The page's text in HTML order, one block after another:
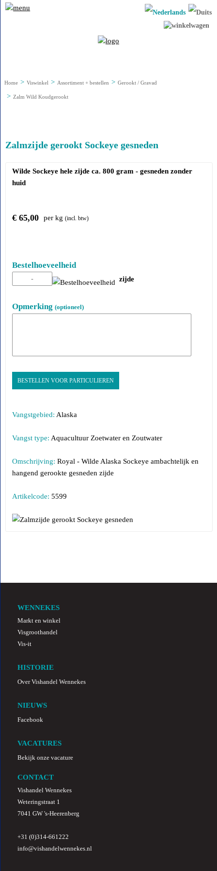
Home Viswinkel Assortiment + bestellen Gerookt / Gravad
Zalm Wild Koudgerookt
Zalmzijde gerookt Sockeye gesneden
Wilde Sockeye hele zijde ca. 800 gram - gesneden zonder
huid
€ 65,00 per kg (incl. btw)
Bestelhoeveelheid
zijde
Opmerking (optioneel)
BESTELLEN VOOR PARTICULIEREN
Vangstgebied: Alaska
Vangst type: Aquacultuur Zoetwater en Zoutwater
Omschrijving: Royal - Wilde Alaska Sockeye ambachtelijk en
hangend gerookte gesneden zijde
Artikelcode: 5599
WENNEKES
Markt en winkel
Visgroothandel
Vis-it
HISTORIE
Over Vishandel Wennekes
NIEUWS
Facebook
VACATURES
Bekijk onze vacature
CONTACT
Vishandel Wennekes
Weteringstraat 1
7041 GW 's-Heerenberg
+31 (0)314-661222
info@vishandelwennekes.nl